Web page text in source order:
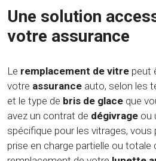
Une solution
votre assurance
Le remplacement de vitre peut
votre assurance auto, selon les
et le type de bris de glace que
avez un contrat de dégivrage ou
spécifique pour les vitrages, vous
prise en charge partielle ou totale